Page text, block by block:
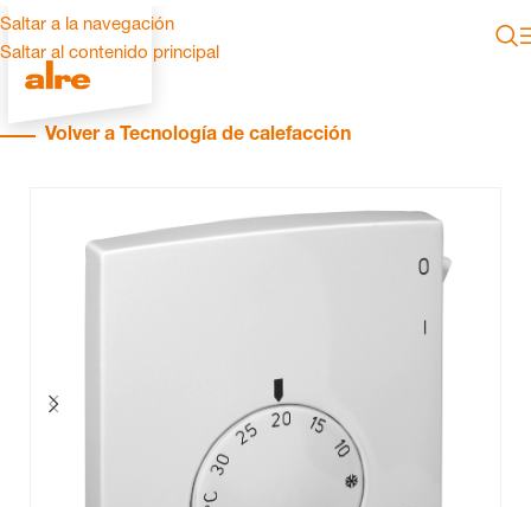
Saltar a la navegación
Saltar al contenido principal
Volver a Tecnología de calefacción